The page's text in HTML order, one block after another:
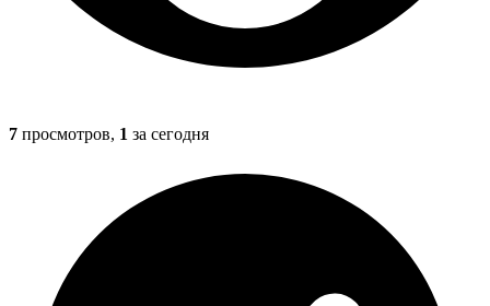
7 просмотров, 1 за сегодня